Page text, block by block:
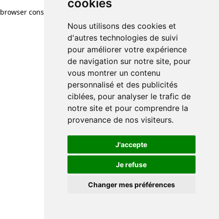
cookies
Nous utilisons des cookies et
d'autres technologies de suivi
pour améliorer votre expérience
de navigation sur notre site, pour
vous montrer un contenu
personnalisé et des publicités
ciblées, pour analyser le trafic de
notre site et pour comprendre la
provenance de nos visiteurs.
J'accepte
Je refuse
Changer mes préférences
cookies
Nous utilisons des cookies et
d'autres technologies de suivi
pour améliorer votre expérience
de navigation sur notre site, pour
vous montrer un contenu
personnalisé et des publicités
ciblées, pour analyser le trafic de
notre site et pour comprendre la
provenance de nos visiteurs.
J'accepte
Je refuse
Changer mes préférences
browser console for more information)